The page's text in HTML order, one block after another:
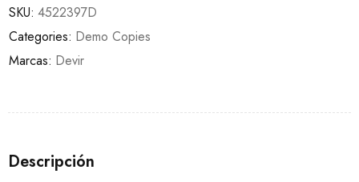
SKU: 4522397D
Categories: Demo Copies
Marcas: Devir
Descripción